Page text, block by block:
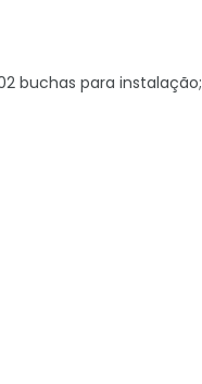
buchas para instalação;